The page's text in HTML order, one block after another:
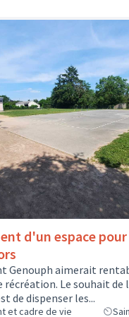
d'un espace
Genouph aimerait
récréation. Le souhait de
de dispenser les...
et cadre de vie